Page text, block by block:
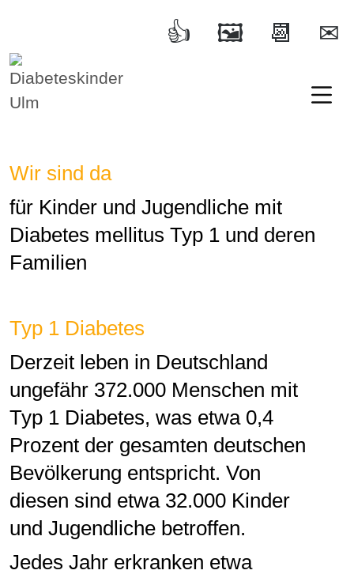
Wir sind da
für Kinder und Jugendliche mit
Diabetes mellitus Typ 1 und deren
Familien
Typ 1 Diabetes
Derzeit leben in Deutschland
ungefähr 372.000 Menschen mit
Typ 1 Diabetes, was etwa 0,4
Prozent der gesamten deutschen
Bevölkerung entspricht. Von
diesen sind etwa 32.000 Kinder
und Jugendliche betroffen.
Jedes Jahr erkranken etwa